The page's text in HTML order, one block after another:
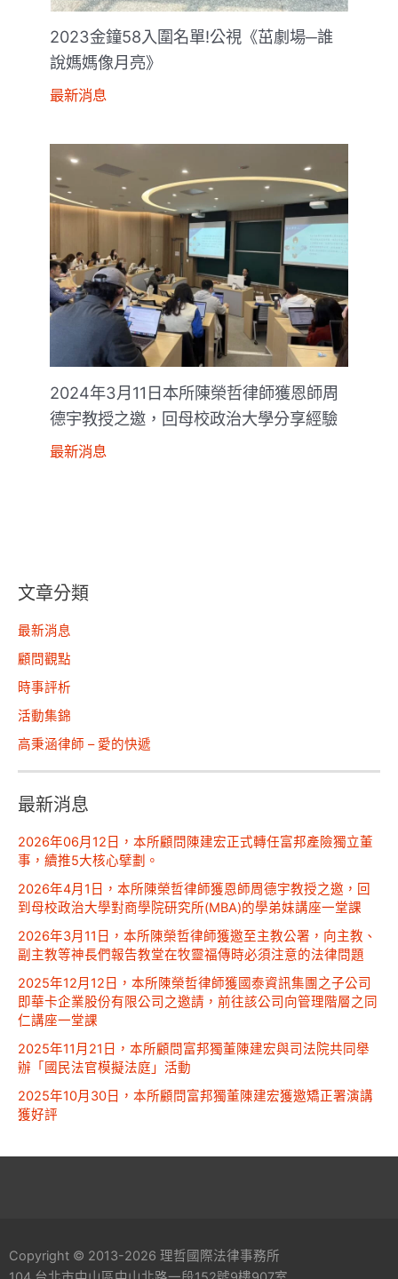
2023金鐘58入圍名單!公視《茁劇場─誰
說媽媽像月亮》
最新消息
2024年3月11日本所陳榮哲律師獲恩師周
德宇教授之邀，回母校政治大學分享經驗
最新消息
文章分類
最新消息
顧問觀點
時事評析
活動集錦
高秉涵律師 – 愛的快遞
最新消息
2026年06月12日，本所顧問陳建宏正式轉任富邦產險獨立董
事，續推5大核心擘劃。
2026年4月1日，本所陳榮哲律師獲恩師周德宇教授之邀，回
到母校政治大學對商學院研究所(MBA)的學弟妹講座一堂課
2026年3月11日，本所陳榮哲律師獲邀至主教公署，向主教、
副主教等神長們報告教堂在牧靈福傳時必須注意的法律問題
2025年12月12日，本所陳榮哲律師獲國泰資訊集團之子公司
即華卡企業股份有限公司之邀請，前往該公司向管理階層之同
仁講座一堂課
2025年11月21日，本所顧問富邦獨董陳建宏與司法院共同舉
辦「國民法官模擬法庭」活動
2025年10月30日，本所顧問富邦獨董陳建宏獲邀矯正署演講
獲好評
Copyright © 2013-2026 理哲國際法律事務所